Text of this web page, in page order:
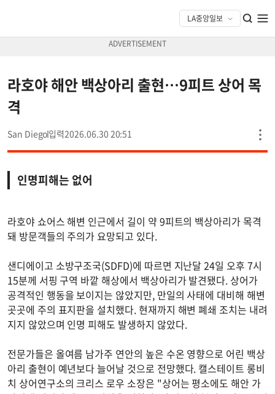
라호야 해안 백상아리 출현…9피트 상어 목
격
San Diego 2026.06.30 20:51
인명피해는 없어
라호야 쇼어스 해변 인근에서 길이 약 9피트의 백상아리가 목격
돼 방문객들의 주의가 요망되고 있다.
샌디에이고 소방구조국(SDFD)에 따르면 지난달 24일 오후 7시
15분께 서핑 구역 바깥 해상에서 백상아리가 발견됐다. 상어가
공격적인 행동을 보이지는 않았지만, 만일의 사태에 대비해 해변
곳곳에 주의 표지판을 설치했다. 현재까지 해변 폐쇄 조치는 내려
지지 않았으며 인명 피해도 발생하지 않았다.
전문가들은 올여름 남가주 연안의 높은 수온 영향으로 어린 백상
아리 출현이 예년보다 늘어날 것으로 전망했다. 캘스테이트 롱비
치 상어연구소의 크리스 로우 소장은 "상어는 평소에도 해안 가